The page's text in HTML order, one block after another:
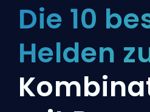
Die 10
Helden